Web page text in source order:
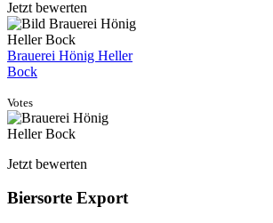
Jetzt bewerten
Brauerei Hönig Heller
Bock
Votes
Jetzt bewerten
Biersorte Export